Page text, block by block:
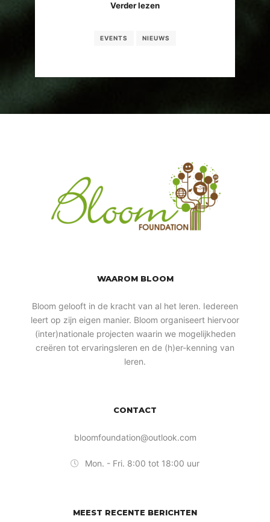
Verder lezen
EVENTS NIEUWS
WAAROM BLOOM
Bloom gelooft in de kracht van al het leren. Iedereen
leert op zijn eigen manier. Bloom organiseert hiervoor
(inter)nationale projecten waarin we mogelijkheden
creëren tot ervaringsleren en de (h)er-kenning van
leren.
CONTACT
bloomfoundation@outlook.com
Mon. - Fri. 8:00 tot 18:00 uur
MEEST RECENTE BERICHTEN